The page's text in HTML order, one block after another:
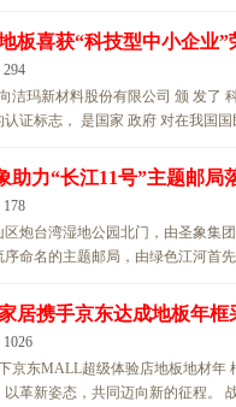
板喜获“科技型中小企业”
294
洁玛新材料股份有限公司 颁 发
证标志， 是国家 政府 对在我国
助力“长江11号”主题邮局
178
区炮台湾湿地公园北门，由圣象
命名的主题邮局，由绿色江河首
居携手京东达成地板年
1026
京东MALL超级体验店地板地材
革新姿态，共同迈向新的征程。